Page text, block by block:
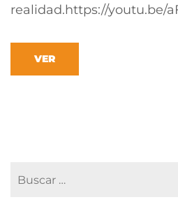
realidad.https://youtu.be/
VER